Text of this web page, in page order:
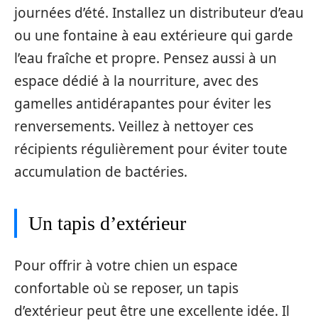
journées d’été. Installez un distributeur d’eau
ou une fontaine à eau extérieure qui garde
l’eau fraîche et propre. Pensez aussi à un
espace dédié à la nourriture, avec des
gamelles antidérapantes pour éviter les
renversements. Veillez à nettoyer ces
récipients régulièrement pour éviter toute
accumulation de bactéries.
Un tapis d’extérieur
Pour offrir à votre chien un espace
confortable où se reposer, un tapis
d’extérieur peut être une excellente idée. Il